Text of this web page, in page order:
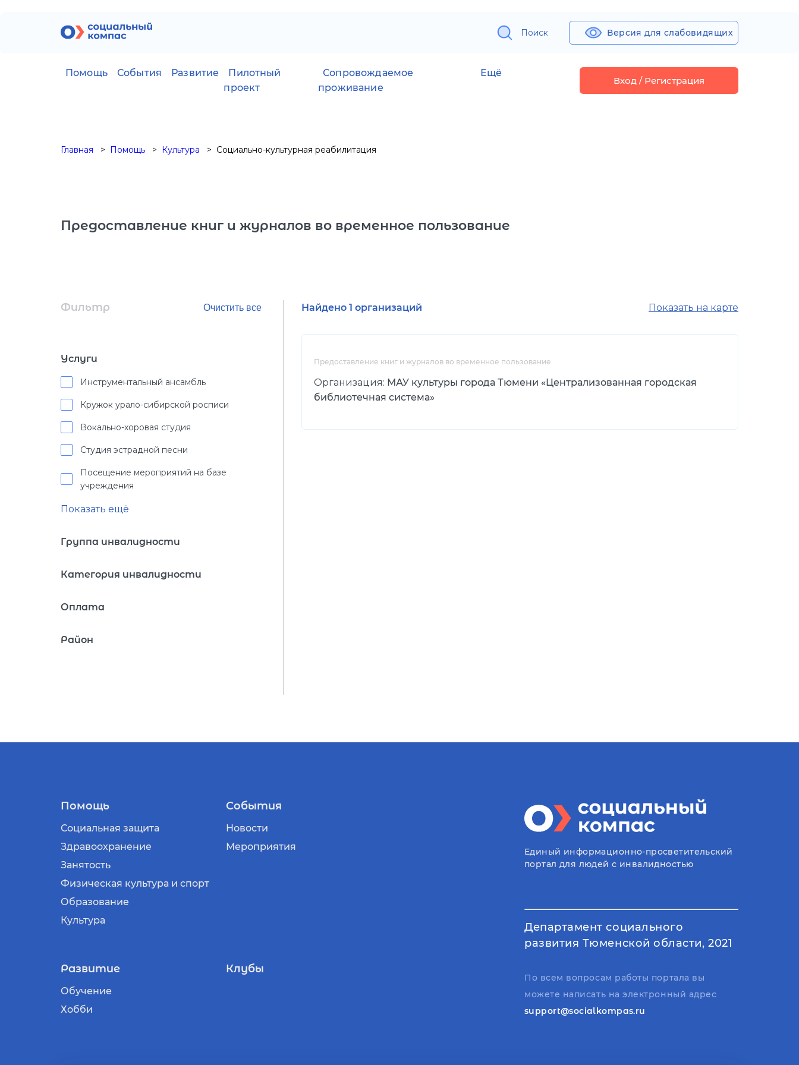
Поиск Версия для слабовидящих
Помощь События Развитие
Пилотный
проект
Сопровождаемое
проживание
Ещё
Вход / Регистрация
Главная Помощь Культура Социально-культурная реабилитация
Предоставление книг и журналов во временное пользование
Фильтр
Услуги
Инструментальный ансамбль
Кружок урало-сибирской росписи
Вокально-хоровая студия
Студия эстрадной песни
Посещение мероприятий на базе
учреждения
Показать ещё
Группа инвалидности
Категория инвалидности
Оплата
Район
Найдено 1 организаций Показать на карте
Предоставление книг и журналов во временное пользование
Организация: МАУ культуры города Тюмени «Централизованная городская
библиотечная система»
Помощь
Социальная защита
Здравоохранение
Занятость
Физическая культура и спорт
Образование
Культура
События
Новости
Мероприятия
Развитие
Обучение
Хобби
Клубы
Единый информационно-просветительский
портал для людей с инвалидностью
Департамент социального
развития Тюменской области, 2021
По всем вопросам работы портала вы
можете написать на электронный адрес
support@socialkompas.ru